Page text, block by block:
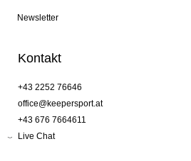
Newsletter
Kontakt
+43 2252 76646
office@keepersport.at
+43 676 7664611
Live Chat